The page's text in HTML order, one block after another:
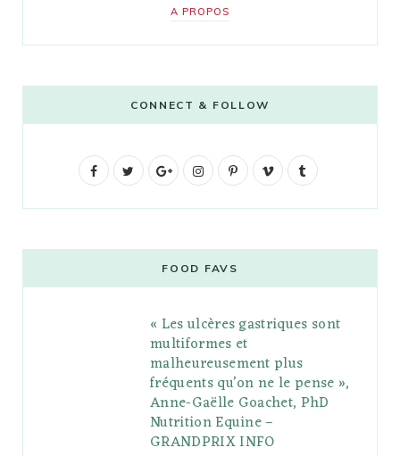
A PROPOS
CONNECT & FOLLOW
F
b
t
G
g
l
e
P
l
s
I
t
a
g
r
a
m
P
e
r
e
s
V
o
l
r
FOOD FAVS
« Les ulcères gastriques sont
multiformes et
malheureusement plus
fréquents qu’on ne le pense »,
Anne-Gaëlle Goachet, PhD
Nutrition Equine –
GRANDPRIX INFO